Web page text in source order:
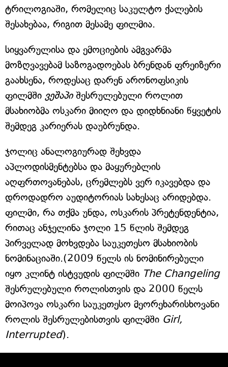
ტრილოგიაში, რომელიც საკულტო ქალების
შესახებაა, რიგით მესამე ფილმია.
სიყვარულისა და ემოციების ამგვარმა
მოზღვავებამ საზოგადოებას ბრენდან ფრეიზერი
გაახსენა, როდესაც დარენ არონოფსიკის
ფილმში ვეშაპიშესრულებული როლით
მსახიობმა ოსკარი მიიღო და დიდხნიანი წყვეტის
შემდეგ კარიერას დაუბრუნდა.
ჯოლიც ანალოგიურად შეხვდა
აპლოდისმენტებსა და მაყურებლის
აღფრთოვანებას, ცრემლებს ვერ იკავებდა და
დროდადრო აუდიტორიას სახესაც არიდებდა.
ფილმი, რა თქმა უნდა, ოსკარის პრეტენდენტია,
რითაც ანჯელინა ჯოლი 15 წლის შემდეგ
პირველად მოხვდება საუკეთესო მსახიობის
ნომინაციაში.(2009 წელს ის ნომინირებული
იყო კლინტ ისტვუდის ფილმში The Changeling
შესრულებული როლისთვის და 2000 წელს
მოიპოვა ოსკარი საუკეთესო მეორეხარისხოვანი
როლის შესრულებისთვის ფილმში Girl,
Interrupted).